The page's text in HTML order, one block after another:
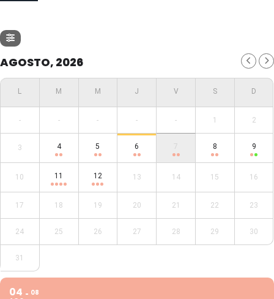
AGOSTO, 2026
- - - - - 1 2
3 4 5 6 7 8 9
10 11 12 13 14 15 16
17 18 19 20 21 22 23
24 25 26 27 28 29 30
31
04 08